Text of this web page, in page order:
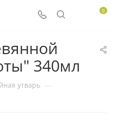
0
340мл
утварь —